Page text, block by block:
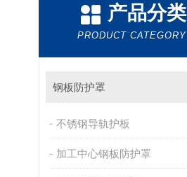
产品分类
PRODUCT CATEGORY
钢板防护罩
不锈钢导轨护板
加工中心钢板防护罩